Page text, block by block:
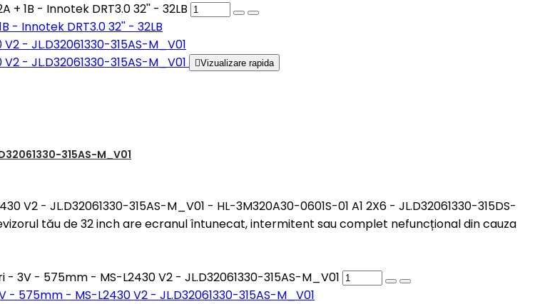
1B - Innotek DRT3.0 32'' - 32LB
- Innotek DRT3.0 32'' - 32LB
Vizualizare rapida
315AS-M_V01
- JL.D32061330-315AS-M_V01 - HL-3M320A30-0601S-01 A1 2X6 - JL.D32061330-315DS-
tău de 32 inch are ecranul întunecat, intermitent sau complet nefuncțional din cauza
- 575mm - MS-L2430 V2 - JL.D32061330-315AS-M_V01
575mm - MS-L2430 V2 - JL.D32061330-315AS-M_V01